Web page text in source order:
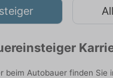
beim Autobauer finden